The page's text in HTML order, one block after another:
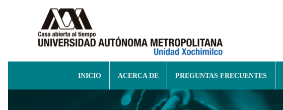
INICIO ACERCA DE PREGUNTAS FRECUENTES